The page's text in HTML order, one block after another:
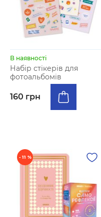
В наявності
Набір стікерів для
фотоальбомiв
160 грн
- 11 %